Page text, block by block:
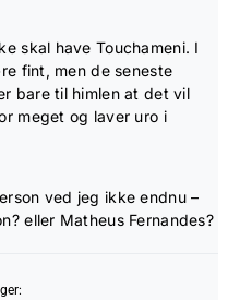
skal have Touchameni. I
fint, men de seneste
bare til himlen at det vil
meget og laver uro i
ved jeg ikke endnu –
eller Matheus Fernandes?